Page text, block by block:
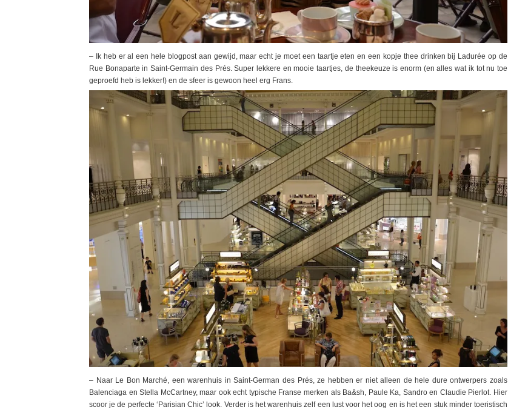
– Ik heb er al een hele blogpost aan gewijd, maar echt je moet een taartje eten en een kopje thee drinken bij Ladurée op de
Rue Bonaparte in Saint-Germain des Prés. Super lekkere en mooie taartjes, de theekeuze is enorm (en alles wat ik tot nu toe
geproefd heb is lekker!) en de sfeer is gewoon heel erg Frans.
– Naar Le Bon Marché, een warenhuis in Saint-German des Prés, ze hebben er niet alleen de hele dure ontwerpers zoals
Balenciaga en Stella McCartney, maar ook echt typische Franse merken als Ba&sh, Paule Ka, Sandro en Claudie Pierlot. Hier
scoor je de perfecte ‘Parisian Chic’ look. Verder is het warenhuis zelf een lust voor het oog en is het een stuk minder toeristisch